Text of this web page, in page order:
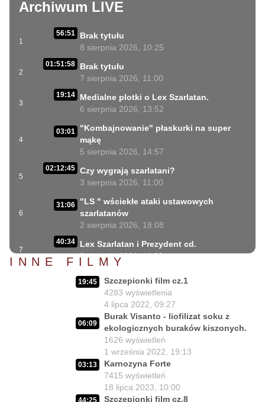
Archiwum LIVE
1
56:51
Brak tytułu
8 sierpnia 2026, 10:25
2
01:51:58
Brak tytułu
7 sierpnia 2026, 11:00
3
19:14
Medialne plotki o Lex Szarlatan.
6 sierpnia 2026, 13:52
4
03:01
"Kombajnowanie" płaskurki na super
mąkę
5 sierpnia 2026, 14:57
5
02:12:45 Czy wygrają szarlatani?
3 sierpnia 2026, 11:00
6
31:06
"LS " wściekłe ataki ustawowych
szarlatanów
2 sierpnia 2026, 18:08
7
40:34
Lex Szarlatan i Prezydent cd.
2 sierpnia 2026, 11:09
Czego nie może się doczekać dr Suwała?
1 sierpnia 2026, 16:01
Szczepionkowa bańka w końcu pękła!
1 sierpnia 2026, 10:02
NIESPODZIANKA u Prezydenta
Nawrockiego!!
30 lipca 2026, 15:45
Czy Prezydent uratuje chorych
Polaków?
INNE FILMY
19:45
Szczepionki film cz.1
4283 wyświetlenia
4 lipca 2022, 09:27
06:09
Burak Visanto - liofilizat soku z
ekologicznych buraków kiszonych.
1626 wyświetleń
1 września 2022, 19:13
03:13
Karnozyna Forte
7415 wyświetleń
18 lipca 2023, 10:00
44:25 Szczepionki film cz.8